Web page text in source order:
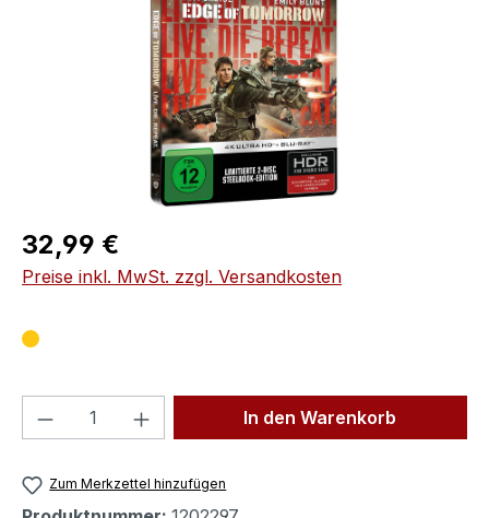
Regulärer Preis:
32,99 €
Preise inkl. MwSt. zzgl. Versandkosten
Produkt Anzahl: Gib denIn den Warenkorb
Zum Merkzettel hinzufügen